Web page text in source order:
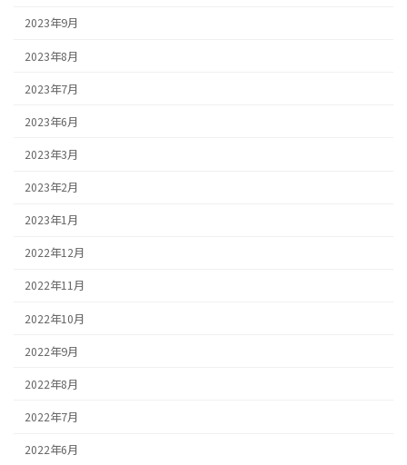
2023年9月
2023年8月
2023年7月
2023年6月
2023年3月
2023年2月
2023年1月
2022年12月
2022年11月
2022年10月
2022年9月
2022年8月
2022年7月
2022年6月